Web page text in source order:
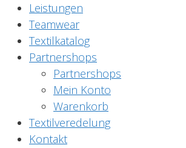
Leistungen
Teamwear
Textilkatalog
Partnershops
Partnershops
Mein Konto
Warenkorb
Textilveredelung
Kontakt